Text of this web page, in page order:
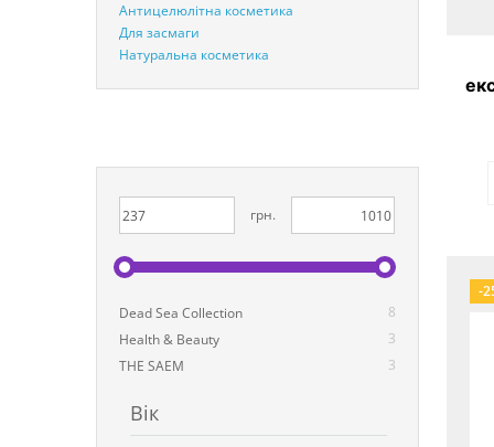
Антицелюлітна косметика
Для засмаги
Натуральна косметика
грн.
Dead Sea Collection
8
Health & Beauty
3
THE SAEM
3
Вік
-